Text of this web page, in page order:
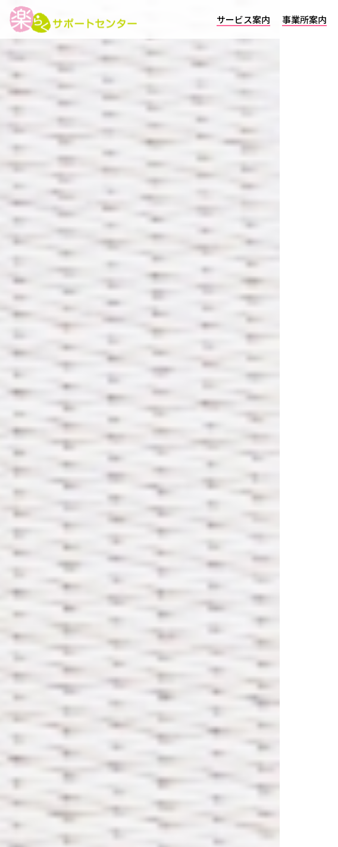
サービス案内 事業所案内